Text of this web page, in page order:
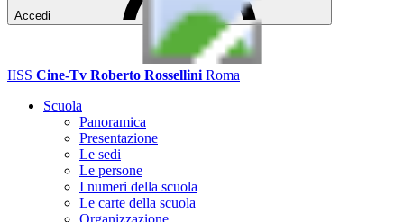
Accedi
IISS Cine-Tv Roberto Rossellini Roma
Scuola
Panoramica
Presentazione
Le sedi
Le persone
I numeri della scuola
Le carte della scuola
Organizzazione